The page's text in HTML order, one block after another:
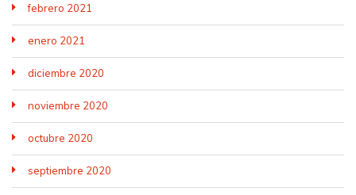
febrero 2021
enero 2021
diciembre 2020
noviembre 2020
octubre 2020
septiembre 2020